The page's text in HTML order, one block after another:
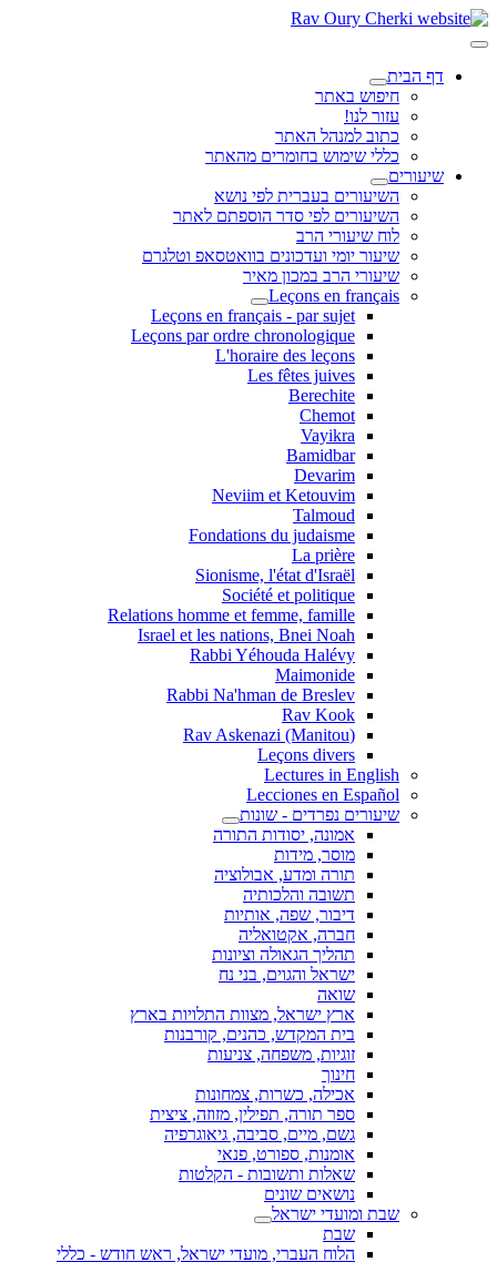
דף הבית
חיפוש באתר
עזור לנו!
כתוב למנהל האתר
כללי שימוש בחומרים מהאתר
שיעורים
השיעורים בעברית לפי נושא
השיעורים לפי סדר הוספתם לאתר
לוח שיעורי הרב
שיעור יומי ועדכונים בוואטסאפ וטלגרם
שיעורי הרב במכון מאיר
Leçons en français
Leçons en français - par sujet
Leçons par ordre chronologique
L'horaire des leçons
Les fêtes juives
Berechite
Chemot
Vayikra
Bamidbar
Devarim
Neviim et Ketouvim
Talmoud
Fondations du judaisme
La prière
Sionisme, l'état d'Israël
Société et politique
Relations homme et femme, famille
Israel et les nations, Bnei Noah
Rabbi Yéhouda Halévy
Maimonide
Rabbi Na'hman de Breslev
Rav Kook
(Rav Askenazi (Manitou
Leçons divers
Lectures in English
Lecciones en Español
שיעורים נפרדים - שונות
אמונה, יסודות התורה
מוסר, מידות
תורה ומדע, אבולוציה
תשובה והלכותיה
דיבור, שפה, אותיות
חברה, אקטואליה
תהליך הגאולה וציונות
ישראל והגוים, בני נח
שואה
ארץ ישראל, מצוות התלויות בארץ
בית המקדש, כהנים, קורבנות
זוגיות, משפחה, צניעות
חינוך
אכילה, כשרות, צמחונות
ספר תורה, תפילין, מזוזה, ציצית
גשם, מיים, סביבה, גיאוגרפיה
אומנות, ספורט, פנאי
שאלות ותשובות - הקלטות
נושאים שונים
שבת ומועדי ישראל
שבת
הלוח העברי, מועדי ישראל, ראש חודש - כללי